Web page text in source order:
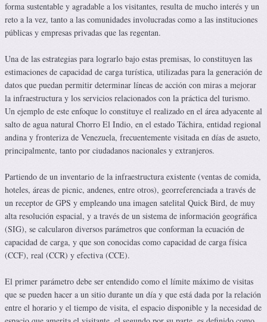
forma sustentable y agradable a los visitantes, resulta de mucho interés y un
reto a la vez, tanto a las comunidades involucradas como a las instituciones
públicas y empresas privadas que las regentan.
Una de las estrategias para lograrlo bajo estas premisas, lo constituyen las
estimaciones de capacidad de carga turística, utilizadas para la generación de
datos que puedan permitir determinar líneas de acción con miras a mejorar
la infraestructura y los servicios relacionados con la práctica del turismo.
Un ejemplo de este enfoque lo constituye el realizado en el área adyacente al
salto de agua natural Chorro El Indio, en el estado Táchira, entidad regional
andina y fronteriza de Venezuela, frecuentemente visitada en días de asueto,
principalmente, tanto por ciudadanos nacionales y extranjeros.
Partiendo de un inventario de la infraestructura existente (ventas de comida,
hoteles, áreas de picnic, andenes, entre otros), georreferenciada a través de
un receptor de GPS y empleando una imagen satelital Quick Bird, de muy
alta resolución espacial, y a través de un sistema de información geográfica
(SIG), se calcularon diversos parámetros que conforman la ecuación de
capacidad de carga, y que son conocidas como capacidad de carga física
(CCF), real (CCR) y efectiva (CCE).
El primer parámetro debe ser entendido como el límite máximo de visitas
que se pueden hacer a un sitio durante un día y que está dada por la relación
entre el horario y el tiempo de visita, el espacio disponible y la necesidad de